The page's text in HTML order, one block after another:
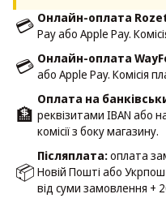
💳 Онлайн-оплата
Pay або Apple Pay.
💳 Онлайн-оплата
або Apple Pay. Комісія
🏦
Оплата на
реквізитами IBAN або
комісії з боку магазину.
📦
Післяплата:оплата
Новій Пошті або
від суми замовлення +